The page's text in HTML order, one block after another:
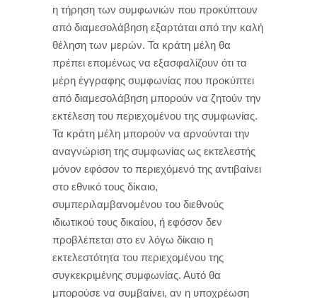
η τήρηση των συμφωνιών που προκύπτουν
από διαμεσολάβηση εξαρτάται από την καλή
θέληση των μερών. Τα κράτη μέλη θα
πρέπει επομένως να εξασφαλίζουν ότι τα
μέρη έγγραφης συμφωνίας που προκύπτει
από διαμεσολάβηση μπορούν να ζητούν την
εκτέλεση του περιεχομένου της συμφωνίας.
Τα κράτη μέλη μπορούν να αρνούνται την
αναγνώριση της συμφωνίας ως εκτελεστής
μόνον εφόσον το περιεχόμενό της αντιβαίνει
στο εθνικό τους δίκαιο,
συμπεριλαμβανομένου του διεθνούς
ιδιωτικού τους δικαίου, ή εφόσον δεν
προβλέπεται στο εν λόγω δίκαιο η
εκτελεστότητα του περιεχομένου της
συγκεκριμένης συμφωνίας. Αυτό θα
μπορούσε να συμβαίνει, αν η υποχρέωση